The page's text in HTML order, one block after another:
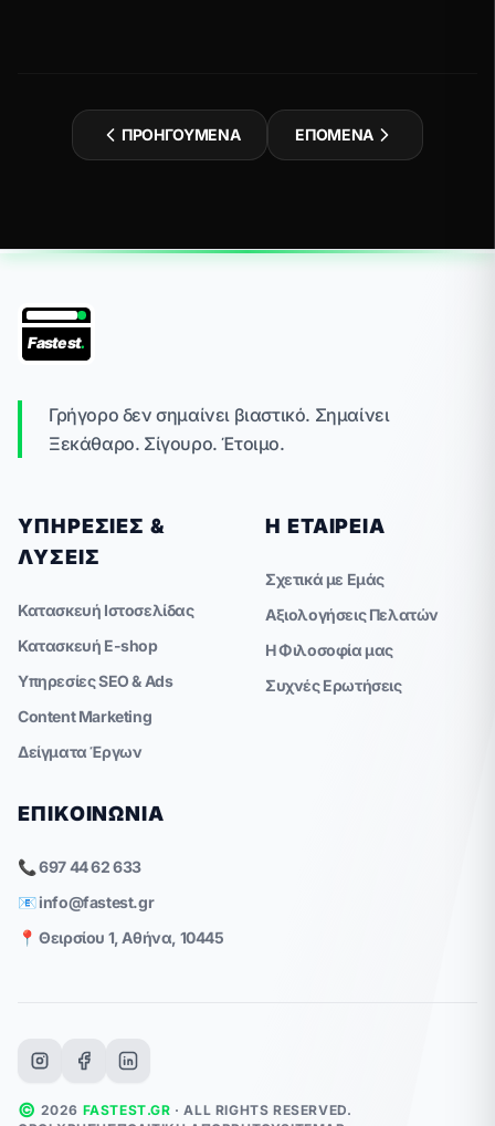
ΠΡΟΗΓΟΎΜΕΝΑ ΕΠΌΜΕΝΑ
Fastest.
Γρήγορο δεν σημαίνει βιαστικό. Σημαίνει
Ξεκάθαρο. Σίγουρο. Έτοιμο.
ΥΠΗΡΕΣΊΕΣ &
ΛΎΣΕΙΣ
Κατασκευή Ιστοσελίδας
Κατασκευή E-shop
Υπηρεσίες SEO & Ads
Content Marketing
Δείγματα Έργων
Η ΕΤΑΙΡΕΊΑ
Σχετικά με Εμάς
Αξιολογήσεις Πελατών
Η Φιλοσοφία μας
Συχνές Ερωτήσεις
ΕΠΙΚΟΙΝΩΝΊΑ
📞 697 44 62 633
📧info@fastest.gr
📍 Θειρσίου 1, Αθήνα, 10445
© 2026 FASTEST.GR · ALL RIGHTS RESERVED.